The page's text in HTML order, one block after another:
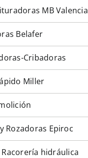
MB Valencia
Belafer
Cribadoras
Miller
Rozadoras Epiroc
hidráulica